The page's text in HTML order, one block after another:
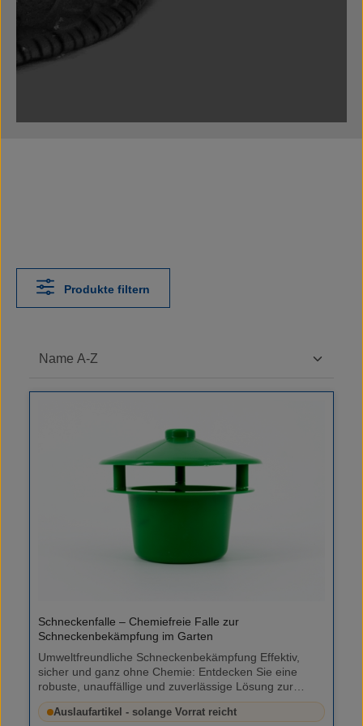
Produkte filtern
Schneckenfalle – Chemiefreie Falle zur
Schneckenbekämpfung im Garten
Umweltfreundliche Schneckenbekämpfung Effektiv,
sicher und ganz ohne Chemie: Entdecken Sie eine
robuste, unauffällige und zuverlässige Lösung zur
Schneckenbekämpfung. Unsere Schneckenfalle bietet
Ihnen eine effektive Methode, die lästigen Schnecken in
Auslaufartikel - solange Vorrat reicht